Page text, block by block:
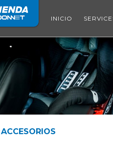
INICIO
ACCESORIOS